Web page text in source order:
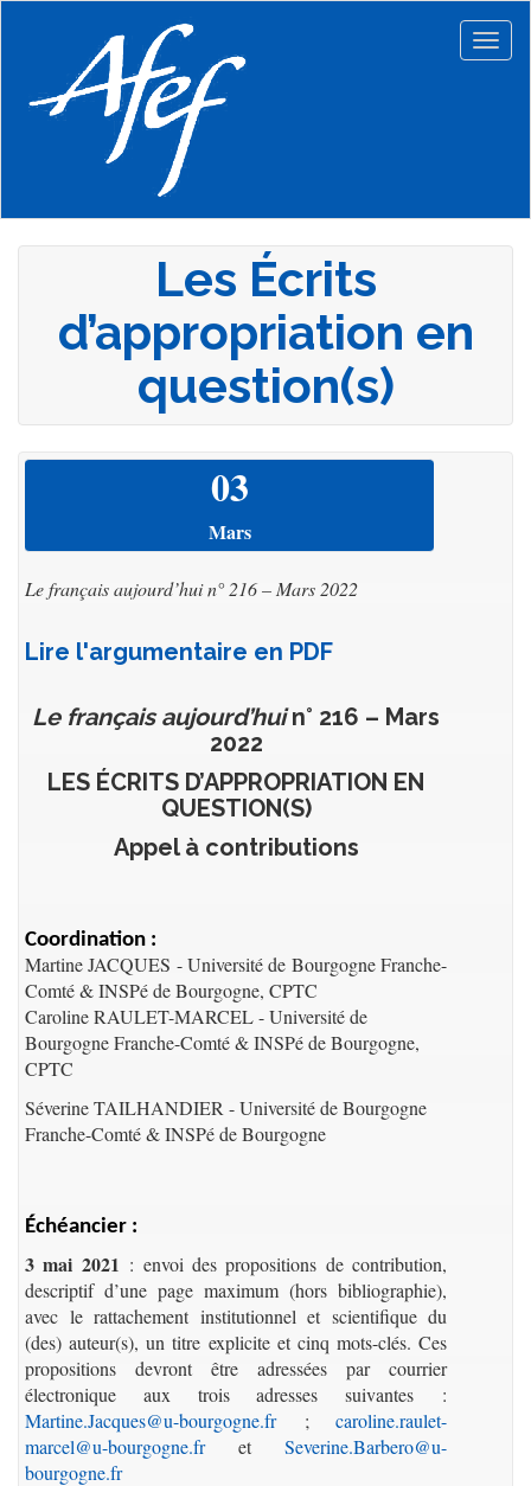
principal
Les Écrits
d’appropriation en
question(s)
03
Mars
Le français aujourd’hui n° 216 – Mars 2022
Lire l'argumentaire en PDF
Le français aujourd’huin° 216 – Mars
2022
LES ÉCRITS D’APPROPRIATION EN
QUESTION(S)
Appel à contributions
Coordination :
Martine JACQUES - Université de Bourgogne Franche-
Comté & INSPé de Bourgogne, CPTC
Caroline RAULET-MARCEL - Université de
Bourgogne Franche-Comté & INSPé de Bourgogne,
CPTC
Séverine TAILHANDIER - Université de Bourgogne
Franche-Comté & INSPé de Bourgogne
Échéancier :
3 mai 2021 : envoi des propositions de contribution,
descriptif d’une page maximum (hors bibliographie),
avec le rattachement institutionnel et scientifique du
(des) auteur(s), un titre explicite et cinq mots-clés. Ces
propositions devront être adressées par courrier
électronique aux trois adresses suivantes :
Martine.Jacques@u-bourgogne.fr; caroline.raulet-
marcel@u-bourgogne.fret Severine.Barbero@u-
bourgogne.fr